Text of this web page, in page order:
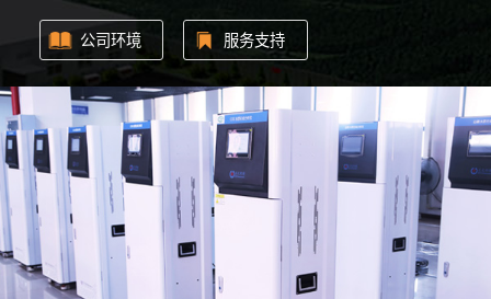
公司环境 服务支持